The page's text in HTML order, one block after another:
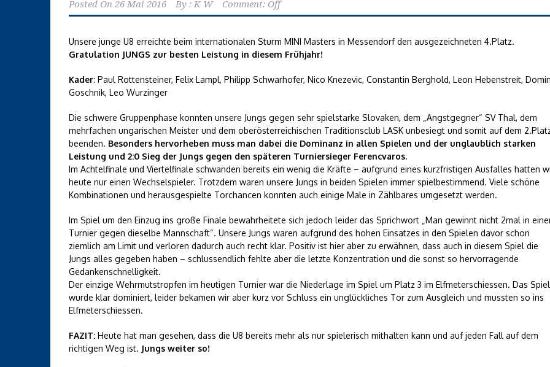
Posted On 26 Mai 2016 By : K W Comment: Off
Unsere junge U8 erreichte beim internationalen Sturm MINI Masters in Messendorf den ausgezeichneten 4.Platz.
Gratulation JUNGS zur besten Leistung in diesem Frühjahr!
Kader: Paul Rottensteiner, Felix Lampl, Philipp Schwarhofer, Nico Knezevic, Constantin Berghold, Leon Hebenstreit,
Goschnik, Leo Wurzinger
Die schwere Gruppenphase konnten unsere Jungs gegen sehr spielstarke Slovaken, dem „Angstgegner“ SV Thal, dem
mehrfachen ungarischen Meister und dem oberösterreichischen Traditionsclub LASK unbesiegt und somit auf dem
beenden. Besonders hervorheben muss man dabei die Dominanz in allen Spielen und der unglaublich starken
Leistung und 2:0 Sieg der Jungs gegen den späteren Turniersieger Ferencvaros.
Im Achtelfinale und Viertelfinale schwanden bereits ein wenig die Kräfte – aufgrund eines kurzfristigen Ausfalles hatten
heute nur einen Wechselspieler. Trotzdem waren unsere Jungs in beiden Spielen immer spielbestimmend. Viele schöne
Kombinationen und herausgespielte Torchancen konnten auch einige Male in Zählbares umgesetzt werden.
Im Spiel um den Einzug ins große Finale bewahrheitete sich jedoch leider das Sprichwort „Man gewinnt nicht 2mal in
Turnier gegen dieselbe Mannschaft“. Unsere Jungs waren aufgrund des hohen Einsatzes in den Spielen davor schon
ziemlich am Limit und verloren dadurch auch recht klar. Positiv ist hier aber zu erwähnen, dass auch in diesem Spiel die
Jungs alles gegeben haben – schlussendlich fehlte aber die letzte Konzentration und die sonst so hervorragende
Gedankenschnelligkeit.
Der einzige Wehrmutstropfen im heutigen Turnier war die Niederlage im Spiel um Platz 3 im Elfmeterschiessen. Das Spiel
wurde klar dominiert, leider bekamen wir aber kurz vor Schluss ein unglückliches Tor zum Ausgleich und mussten so ins
Elfmeterschiessen.
FAZIT: Heute hat man gesehen, dass die U8 bereits mehr als nur spielerisch mithalten kann und auf jeden Fall auf dem
richtigen Weg ist. Jungs weiter so!